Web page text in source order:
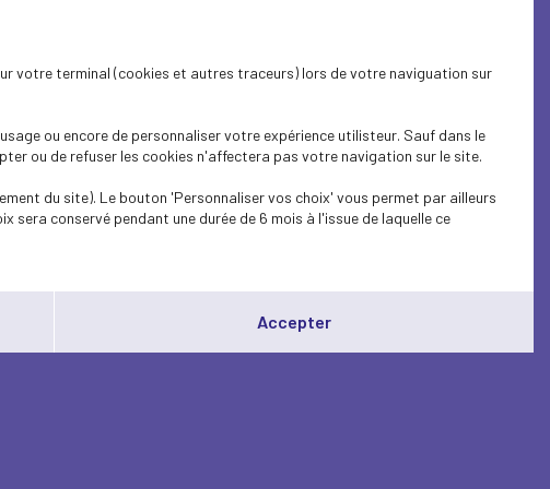
votre terminal (cookies et autres traceurs) lors de votre naviguation sur
ou encore de personnaliser votre expérience utilisteur. Sauf dans le
ou de refuser les cookies n'affectera pas votre navigation sur le site.
du site). Le bouton 'Personnaliser vos choix' vous permet par ailleurs
conservé pendant une durée de 6 mois à l'issue de laquelle ce
Accepter